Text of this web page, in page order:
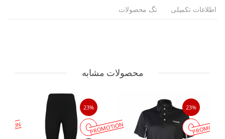
اطلاعات تکمیلی تگ محصولات
محصولات مشابه
23%
23%
PROMOTION